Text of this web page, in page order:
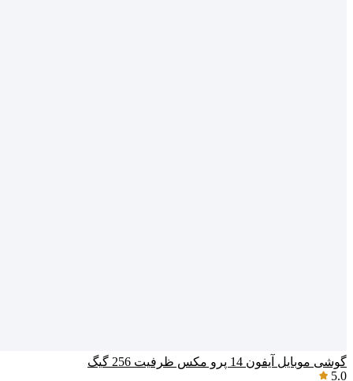
گوشی موبایل آیفون 14 پرو مکس ظرفیت 256 گیگ
5.0